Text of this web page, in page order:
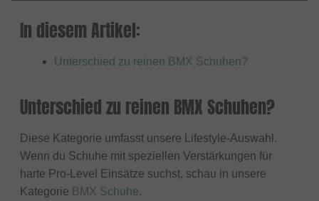
In diesem Artikel:
Unterschied zu reinen BMX Schuhen?
Unterschied zu reinen BMX Schuhen?
Diese Kategorie umfasst unsere Lifestyle-Auswahl.
Wenn du Schuhe mit speziellen Verstärkungen für
harte Pro-Level Einsätze suchst, schau in unsere
Kategorie BMX Schuhe.